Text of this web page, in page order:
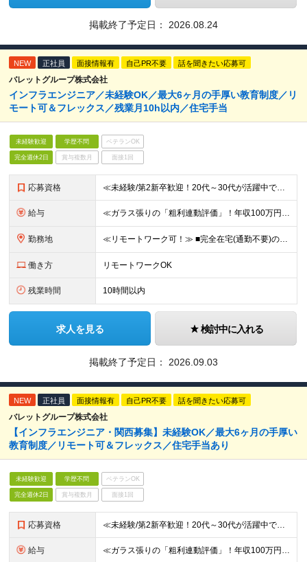
掲載終了予定日： 2026.08.24
NEW 正社員 面接情報有 自己PR不要 話を聞きたい応募可
バレットグループ株式会社
インフラエンジニア／未経験OK／最大6ヶ月の手厚い教育制度／リ
モート可＆フレックス／残業月10h以内／住宅手当
未経験歓迎 学歴不問 ベテランOK
完全週休2日 賞与複数月 面接1回
応募資格 ≪未経験/第2新卒歓迎！20代～30代が活躍中です≫ インフラエンジニアを本気で目指したい方／これまでの経験・スキルは一切不問です ◆学歴不問 ≪1つでも当てはまる方はぜひご応募ください！≫ ■自
給与 ≪ガラス張りの「粗利連動評価」！年収100万円アップの実績あり≫ ■想定年収400万円～1200万円 月給30万円～100万円＋粗利インセンティブ ※経験・スキル・前給を考慮の上、上記に限らず柔軟に
勤務地 ≪リモートワーク可！≫ ■完全在宅(通勤不要)の場合…地方に在住したままフルリモートでの勤務も可能です ■出社の場合…本社または首都圏の各プロジェクト先 ★転居をともなう転勤はありません ★受託案件
働き方 リモートワークOK
残業時間 10時間以内
求人を見る 検討中に入れる
掲載終了予定日： 2026.09.03
NEW 正社員 面接情報有 自己PR不要 話を聞きたい応募可
バレットグループ株式会社
【インフラエンジニア・関西募集】未経験OK／最大6ヶ月の手厚い
教育制度／リモート可＆フレックス／住宅手当あり
未経験歓迎 学歴不問 ベテランOK
完全週休2日 賞与複数月 面接1回
応募資格 ≪未経験/第2新卒歓迎！20代～30代が活躍中です≫ インフラエンジニアを本気で目指したい方／これまでの経験・スキルは一切不問です ◆学歴不問 ≪1つでも当てはまる方はぜひご応募ください！≫ ■自
給与 ≪ガラス張りの「粗利連動評価」！年収100万円アップの実績あり≫ ■想定年収400万円～1200万円 月給30万円～100万円＋粗利インセンティブ ※経験・スキル・前給を考慮の上、上記に限らず柔軟に